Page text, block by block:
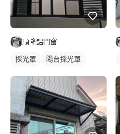
順隆鋁門窗
採光罩
陽台採光罩